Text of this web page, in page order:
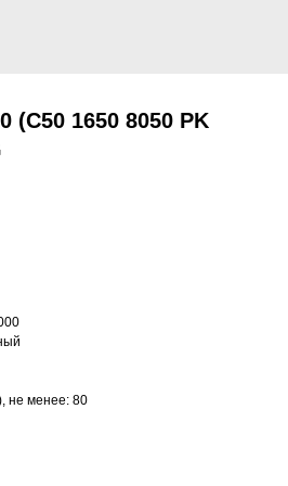
(C50 1650 8050 PK
не менее: 80